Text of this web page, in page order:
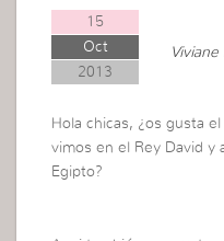
15
Oct
2013
Viviane
Hola chicas, ¿os gusta
vimos en el Rey David y
Egipto?